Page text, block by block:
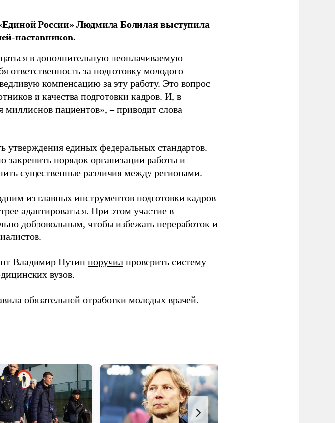
России» Людмила Болилая выступила
наставников.
в дополнительную неоплачиваемую
ответственность за подготовку молодого
компенсацию за эту работу. Это вопрос
и качества подготовки кадров. И, в
миллионов пациентов», – приводит слова
утверждения единых федеральных стандартов.
закрепить порядок организации работы и
существенные различия между регионами.
из главных инструментов подготовки кадров
адаптироваться. При этом участие в
добровольным, чтобы избежать переработок и
Владимир Путин поручил проверить систему
вузов.
обязательной отработки молодых врачей.